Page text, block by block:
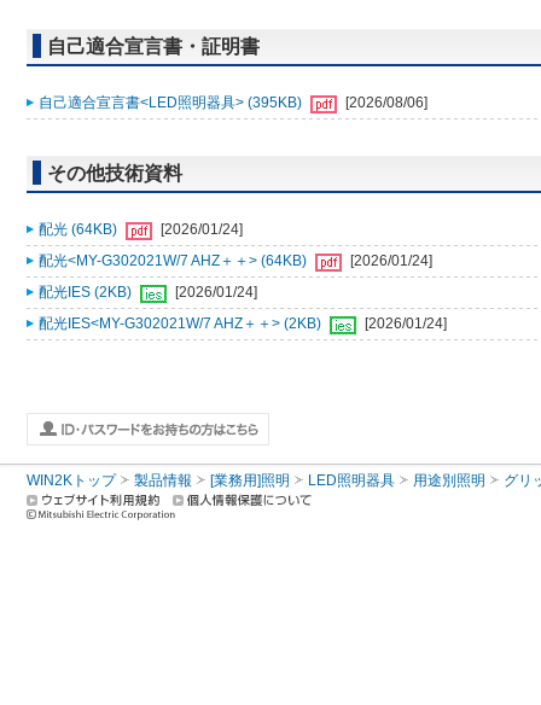
自己適合宣言書・証明書
自己適合宣言書<LED照明器具> (395KB) [2026/08/06]
その他技術資料
配光 (64KB)
[2026/01/24]
配光<MY-G302021W/7 AHZ＋＋> (64KB)
[2026/01/24]
配光IES (2KB)
[2026/01/24]
配光IES<MY-G302021W/7 AHZ＋＋> (2KB)
[2026/01/24]
WIN2Kトップ 製品情報 [業務用]照明 LED照明器具 用途別照明 グリ